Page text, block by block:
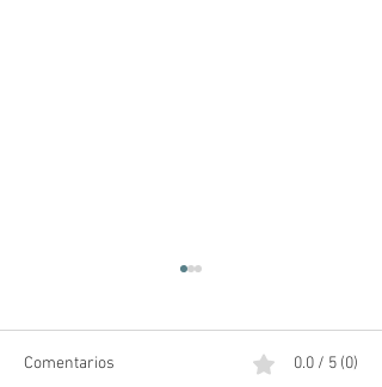
Comentarios 0.0 / 5 (0)